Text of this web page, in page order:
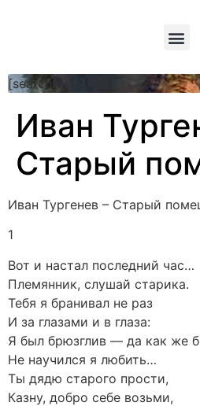
[searchform]
Иван
Старый
Иван Тургенев – Старый
1
Вот и настал последний час…
Племянник, слушай старика.
Тебя я бранивал не раз
И за глазами и в глаза:
Я был брюзглив — да как же
Не научился я любить…
Ты дядю старого прости,
Казну, добро себе возьми,